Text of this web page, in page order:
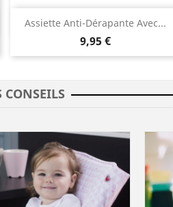
Assiette Anti-Dérapante Avec...
9,95 €
Aperçu rapide
CONSEILS